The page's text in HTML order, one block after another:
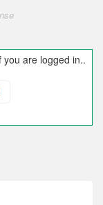
are logged in..